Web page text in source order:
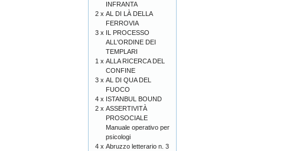
INFRANTA
2 x AL DI LÀ DELLA
FERROVIA
3 x IL PROCESSO
ALL'ORDINE DEI
TEMPLARI
1 x ALLA RICERCA DEL
CONFINE
3 x AL DI QUA DEL
FUOCO
4 x ISTANBUL BOUND
2 x ASSERTIVITÀ
PROSOCIALE
Manuale operativo per
psicologi
4 x Abruzzo letterario n. 3